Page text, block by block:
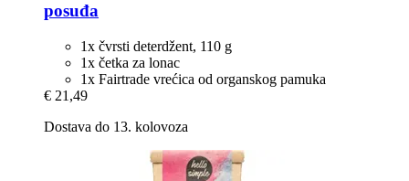
posuđa
1x čvrsti deterdžent, 110 g
1x četka za lonac
1x Fairtrade vrećica od organskog pamuka
€ 21,49
Dostava do 13. kolovoza